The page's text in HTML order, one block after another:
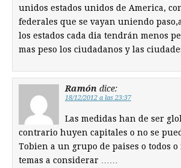
unidos estados unidos de America,
federales que se vayan uniendo
los estados cada dia tendrán menos
mas peso los ciudadanos y las
Ramón dice:
18/12/2012 a las 23:37
Las medidas han de ser
contrario huyen capitales o no se
Tobien a un grupo de paises o todos
temas a considerar ……